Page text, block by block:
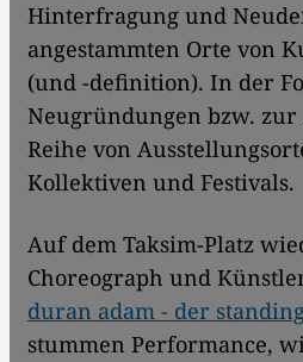
Hinterfragung und
angestammten Orte von
(und -definition). In der
Neugründungen bzw.
Reihe von
Kollektiven und Festivals.
Auf dem Taksim-Platz
Choreograph und
duran adam - der
stummen Performance,